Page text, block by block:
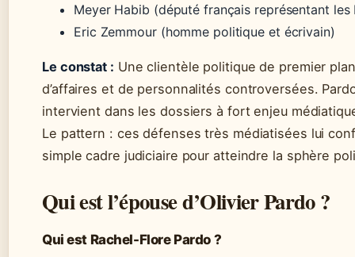
Meyer Habib (député français représentant les
Eric Zemmour (homme politique et écrivain)
Le constat : Une clientèle politique de premier
d’affaires et de personnalités controversées.
intervient dans les dossiers à fort enjeu
Le pattern : ces défenses très médiatisées lui
simple cadre judiciaire pour atteindre la sphère
Qui est l’épouse d’Olivier Pardo ?
Qui est Rachel-Flore Pardo ?